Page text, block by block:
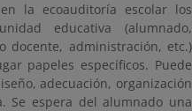
la ecoauditoría escolar los
educativa (alumnado,
docente, administración, etc.)
papeles específicos. Puede
adecuación, organización
Se espera del alumnado una